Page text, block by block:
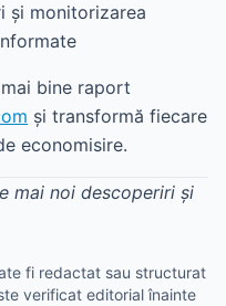
și monitorizarea
bine raport
și transformă fiecare
economisire.
mai noi descoperiri și
fi redactat sau structurat
verificat editorial înainte